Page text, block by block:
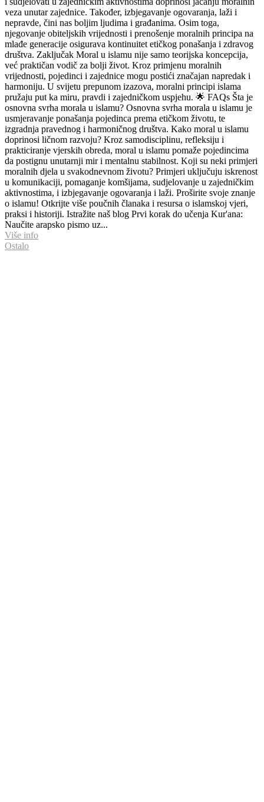
veza unutar zajednice. Također, izbjegavanje ogovaranja, laži i
nepravde, čini nas boljim ljudima i građanima. Osim toga,
njegovanje obiteljskih vrijednosti i prenošenje moralnih principa na
mlađe generacije osigurava kontinuitet etičkog ponašanja i zdravog
društva. Zaključak Moral u islamu nije samo teorijska koncepcija,
već praktičan vodič za bolji život. Kroz primjenu moralnih
vrijednosti, pojedinci i zajednice mogu postići značajan napredak i
harmoniju. U svijetu prepunom izazova, moralni principi islama
pružaju put ka miru, pravdi i zajedničkom uspjehu. 🌟 FAQs Šta je
osnovna svrha morala u islamu? Osnovna svrha morala u islamu je
usmjeravanje ponašanja pojedinca prema etičkom životu, te
izgradnja pravednog i harmoničnog društva. Kako moral u islamu
doprinosi ličnom razvoju? Kroz samodisciplinu, refleksiju i
prakticiranje vjerskih obreda, moral u islamu pomaže pojedincima
da postignu unutarnji mir i mentalnu stabilnost. Koji su neki primjeri
moralnih djela u svakodnevnom životu? Primjeri uključuju iskrenost
u komunikaciji, pomaganje komšijama, sudjelovanje u zajedničkim
aktivnostima, i izbjegavanje ogovaranja i laži. Proširite svoje znanje
o islamu! Otkrijte više poučnih članaka i resursa o islamskoj vjeri,
praksi i historiji. Istražite naš blog Prvi korak do učenja Kur'ana:
Naučite arapsko pismo uz...
Više info
Ostalo